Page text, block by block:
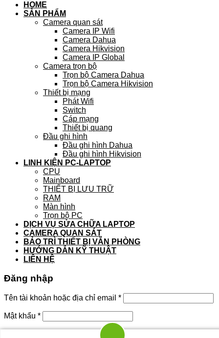
HOME
SẢN PHẨM
Camera quan sát
Camera IP Wifi
Camera Dahua
Camera Hikvision
Camera IP Global
Camera trọn bộ
Trọn bộ Camera Dahua
Trọn bộ Camera Hikvision
Thiết bị mạng
Phát Wifi
Switch
Cáp mạng
Thiết bị quang
Đầu ghi hình
Đầu ghi hình Dahua
Đầu ghi hình Hikvision
LINH KIỆN PC-LAPTOP
CPU
Mainboard
THIẾT BỊ LƯU TRỮ
RAM
Màn hình
Trọn bộ PC
DỊCH VỤ SỬA CHỮA LAPTOP
CAMERA QUAN SÁT
BẢO TRÌ THIẾT BỊ VĂN PHÒNG
HƯỚNG DẪN KỸ THUẬT
LIÊN HỆ
Đăng nhập
Tên tài khoản hoặc địa chỉ email *
Mật khẩu *
Đăng nhập